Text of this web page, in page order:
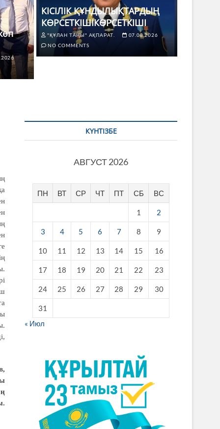
көп күш салу керек
NO COMMENTS
КІСІЛІК ҚҰНДЫЛЫҚТАРДЫҢ
КӨРСЕТКІШІКӨРСЕТКІШІ
"ҚҰЛАН ТАҢЫ" АҚПАРАТ.
07.08.2026
NO COMMENTS
КҮНТІЗБЕ
АВГУСТ 2026
ПН ВТ СР ЧТ ПТ СБ ВС
1 2
3 4 5 6 7 8 9
10 11 12 13 14 15 16
17 18 19 20 21 22 23
24 25 26 27 28 29 30
31
« Июл